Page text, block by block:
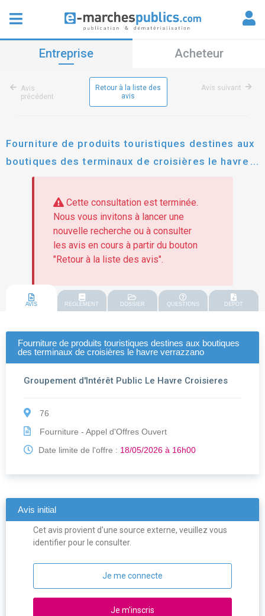
Entreprise Acheteur
Avis
précédent
Retour à la liste des
avis
Avis suivant
Fourniture de produits touristiques destines aux
boutiques des terminaux de croisières le havre
verrazzano
Cette consultation est terminée.
Nous vous invitons à lancer une
nouvelle recherche ou à consulter
les avis en cours à partir du bouton
"Retour à la liste des avis".
AVIS REGLEMENT DOSSIER QUESTIONS DEPOT
Fourniture de produits touristiques destines aux boutiques
des terminaux de croisières le havre verrazzano
Groupement d'Intérêt Public Le Havre Croisieres
76
Fourniture - Appel d'Offres Ouvert
Date limite de l'offre : 18/05/2026 à 16h00
Avis initial
Cet avis provient d'une source externe, veuillez vous
identifier pour le consulter.
Je me connecte
Je m'inscris